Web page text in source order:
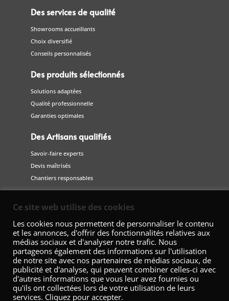
Des services de qualité
Showrooms accueillants
Choix diversifié
Conseils personnalisés
Des produits sélectionnés
Solutions adaptées
Qualité professionnelle
Garanties optimales
Des Artisans qualifiés
Savoir-faire experts
Devis maîtrisés
Chantiers responsables
Fédération Nationale de la Décoration – 42 Avenue Marceau 75008
Ce site web utilise des cookies
Les cookies nous permettent de personnaliser le contenu
et les annonces, d'offrir des fonctionnalités relatives aux
médias sociaux et d'analyser notre trafic. Nous
partageons également des informations sur l'utilisation
de notre site avec nos partenaires de médias sociaux, de
publicité et d'analyse, qui peuvent combiner celles-ci avec
d'autres informations que vous leur avez fournies ou
qu'ils ont collectées lors de votre utilisation de leurs
services. Cliquez pour accepter.